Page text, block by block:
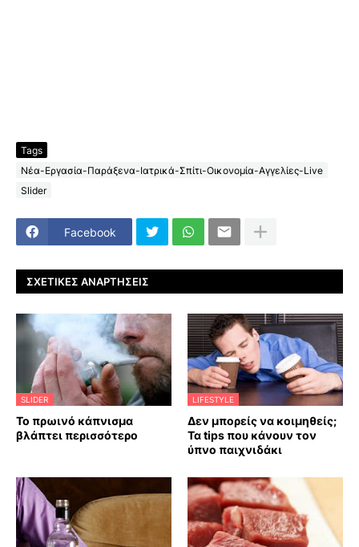
Tags
Νέα-Εργασία-Παράξενα-Ιατρικά-Σπίτι-Οικονομία-Αγγελίες-Live
Slider
Facebook
ΣΧΕΤΙΚΈΣ ΑΝΑΡΤΉΣΕΙΣ
SLIDER
Το πρωινό κάπνισμα
βλάπτει περισσότερο
LIFESTYLE
Δεν μπορείς να κοιμηθείς;
Τα tips που κάνουν τον
ύπνο παιχνιδάκι